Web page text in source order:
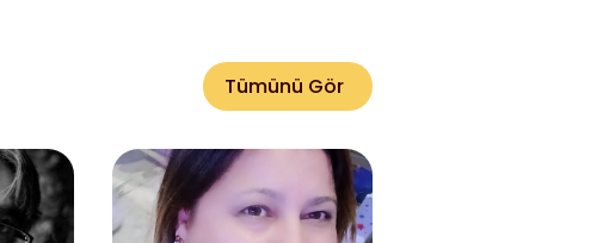
Tümünü Gör